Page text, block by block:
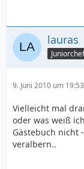
lauras
Juniorchef
9. Juni 2010 um 19:53
Vielleicht mal
oder was weiß
Gästebuch nicht
veralbern..